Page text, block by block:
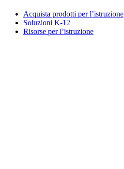
Acquista prodotti per l’istruzione
Soluzioni K-12
Risorse per l’istruzione